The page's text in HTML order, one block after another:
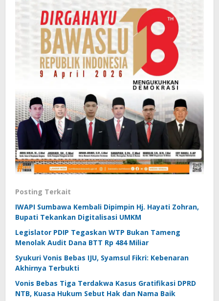
Posting Terkait
IWAPI Sumbawa Kembali Dipimpin Hj. Hayati Zohran,
Bupati Tekankan Digitalisasi UMKM
Legislator PDIP Tegaskan WTP Bukan Tameng
Menolak Audit Dana BTT Rp 484 Miliar
Syukuri Vonis Bebas IJU, Syamsul Fikri: Kebenaran
Akhirnya Terbukti
Vonis Bebas Tiga Terdakwa Kasus Gratifikasi DPRD
NTB, Kuasa Hukum Sebut Hak dan Nama Baik